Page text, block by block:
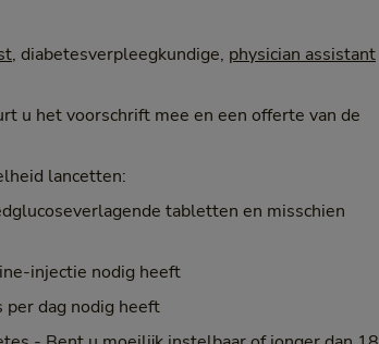
, diabetesverpleegkundige, physician assistant
u het voorschrift mee en een offerte van de
lancetten:
tabletten en misschien
injectie nodig heeft
dag nodig heeft